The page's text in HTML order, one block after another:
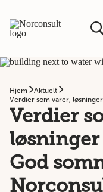
Hjem
Aktuelt
Verdier som varer,
Verdier
God